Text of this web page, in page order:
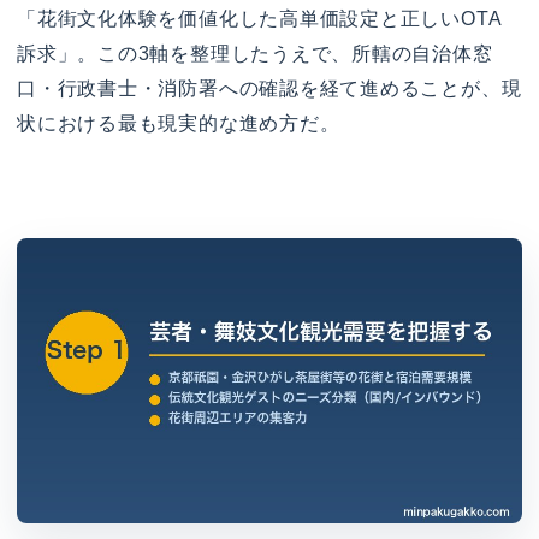
「花街文化体験を価値化した高単価設定と正しいOTA
訴求」。この3軸を整理したうえで、所轄の自治体窓
口・行政書士・消防署への確認を経て進めることが、現
状における最も現実的な進め方だ。